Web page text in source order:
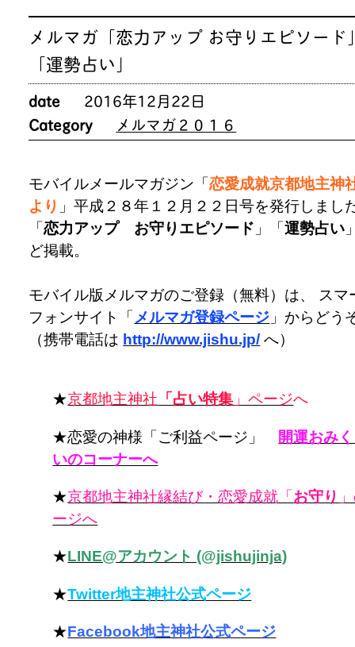
メルマガ「恋力アップ お守りエピソード
「運勢占い」
date
2016年12月22日
Category
メルマガ２０１６
モバイルメールマガジン「恋愛成就京都地主神
より 」平成２８年１２月２２日号を発行しまし
「恋力アップ お守りエピソード 」「運勢占い
ど掲載。
モバイル版メルマガのご登録（無料）は、 スマ
フォンサイト「 メルマガ登録ページ 」からどう
（携帯電話は http://www.jishu.jp/ へ）
★京都地主神社 「占い特集 」ページへ
★恋愛の神様「ご利益ページ」 開運おみ
いのコーナーへ
★京都地主神社縁結び・恋愛成就「お守り
ージへ
★LINE@アカウント (@jishujinja)
★Twitter地主神社公式ページ
★Facebook地主神社公式ページ